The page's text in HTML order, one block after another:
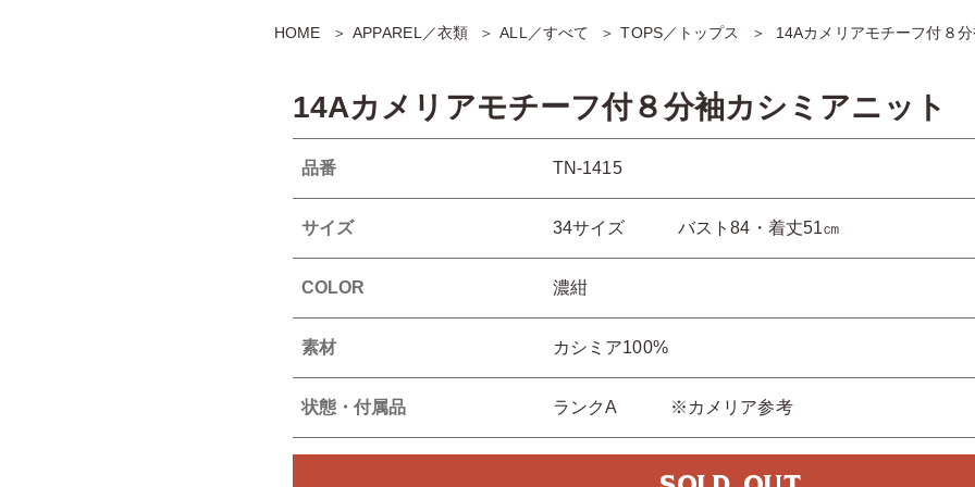
HOME APPAREL／衣類 ALL／すべて TOPS／トップス 14Aカメリアモチーフ付８
14Aカメリアモチーフ付８分袖カシミアニット
品番 TN-1415
サイズ 34サイズ バスト84・着丈51㎝
COLOR 濃紺
素材 カシミア100%
状態・付属品 ランクA ※カメリア参考